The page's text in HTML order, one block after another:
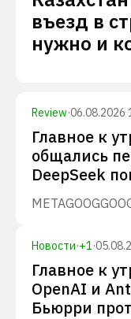
въезд в
нужно и
Review·06.08.2026
Главное к
общались
DeepSeek
METAGOOG
Новости·+1·
Главное к
OpenAI и
Бьюрри